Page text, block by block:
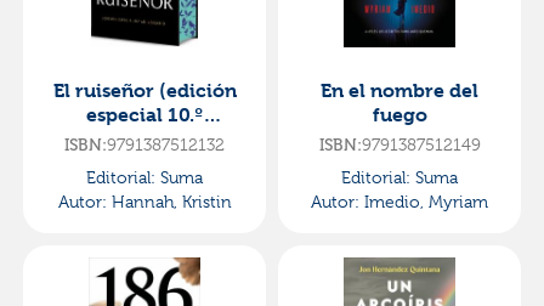
El ruiseñor (edición
especial 10.º
aniversario)
ISBN:9791387512132
Editorial: Suma
Autor: Hannah, Kristin
En el nombre del
fuego
ISBN:9791387512149
Editorial: Suma
Autor: Imedio, Myriam